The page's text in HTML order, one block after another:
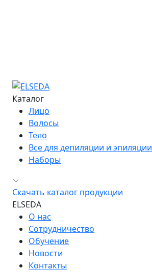
Каталог
Лицо
Волосы
Тело
Все для депиляции и эпиляции
Наборы
Скачать каталог продукции
ELSEDA
О нас
Сотрудничество
Обучение
Новости
Контакты